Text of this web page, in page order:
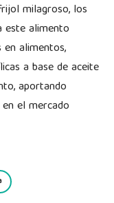
milagroso, los
este alimento
alimentos,
a base de aceite
aportando
el mercado